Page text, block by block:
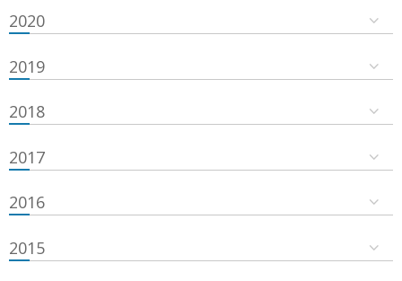
2020
2019
2018
2017
2016
2015